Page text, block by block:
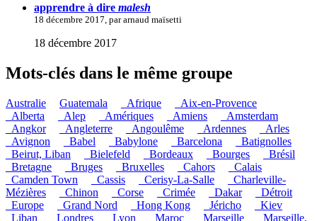
apprendre à dire malesh
18 décembre 2017, par arnaud maïsetti
18 décembre 2017
Mots-clés dans le même groupe
Australie Guatemala _Afrique
_Aix-en-Provence
_Alberta
_Alep _Amériques _Amiens
_Amsterdam
_Angkor
_Angleterre _Angoulême _Ardennes
_Arles
_Avignon
_Babel _Babylone _Barcelona
_Batignolles
_Beirut, Liban
_Bielefeld _Bordeaux _Bourges
_Brésil
_Bretagne
_Bruges _Bruxelles _Cahors
_Calais
_Camden Town
_Cassis _Cerisy-La-Salle
_Charleville-
Mézières
_Chinon _Corse _Crimée _Dakar
_Détroit
_Europe
_Grand Nord _Hong Kong _Jéricho
_Kiev
_Liban
_Londres _Lyon _Maroc _Marseille _Marseille,